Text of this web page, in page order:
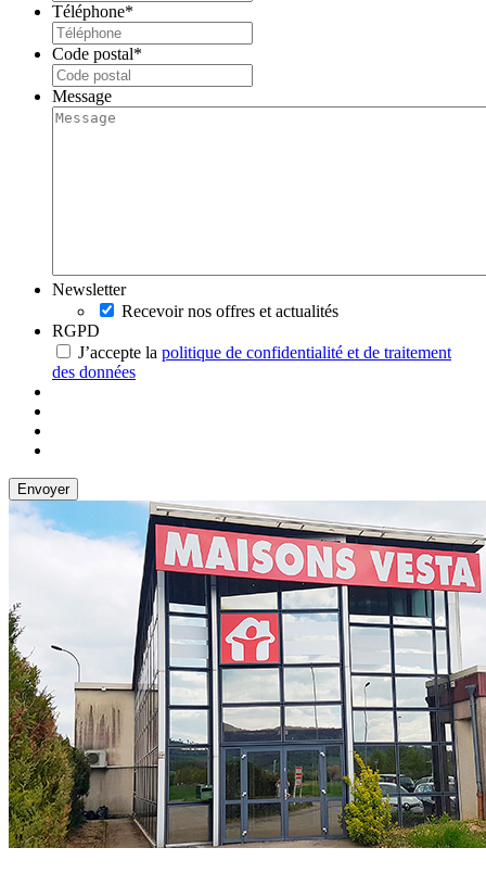
Téléphone*
Code postal*
Message
Newsletter
Recevoir nos offres et actualités
RGPD
J’accepte la politique de confidentialité et de traitement
des données